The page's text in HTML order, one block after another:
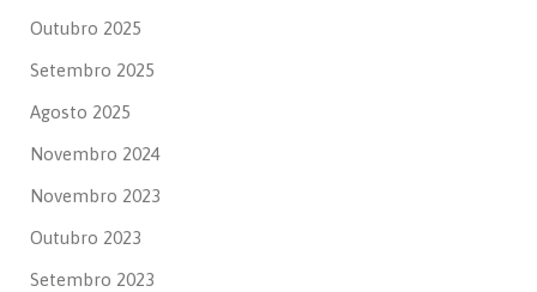
Outubro 2025
Setembro 2025
Agosto 2025
Novembro 2024
Novembro 2023
Outubro 2023
Setembro 2023